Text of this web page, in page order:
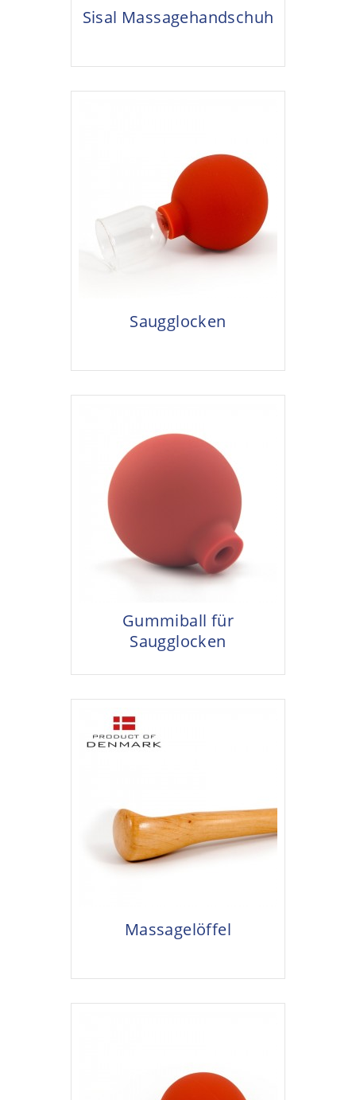
Sisal Massagehandschuh
Saugglocken
Gummiball für
Saugglocken
Massagelöffel